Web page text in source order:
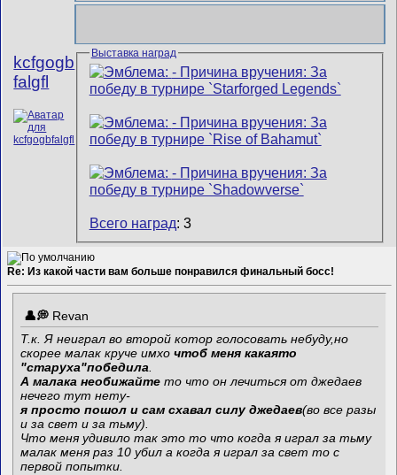
kcfgogb
falgfl
Выставка наград
Всего наград: 3
Re: Из какой части вам больше понравился финальный босс!
Revan
Т.к. Я неиграл во второй котор голосовать небуду,но
скорее малак круче имхочтоб меня какаято
"старуха"победила
А малака необижайте то что он лечиться от джедаев
нечего тут нету-
я просто пошол и сам схавал силу джедаев(во все разы
и за свет и за тьму).
Что меня удивило так это то что когда я играл за тьму
малак меня раз 10 убил а когда я играл за свет то с
первой попытки